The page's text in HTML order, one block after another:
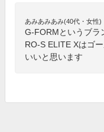
あみあみあみ(40代・女性)
G-FORMというブラ
RO-S ELITE Xはゴ
いいと思います